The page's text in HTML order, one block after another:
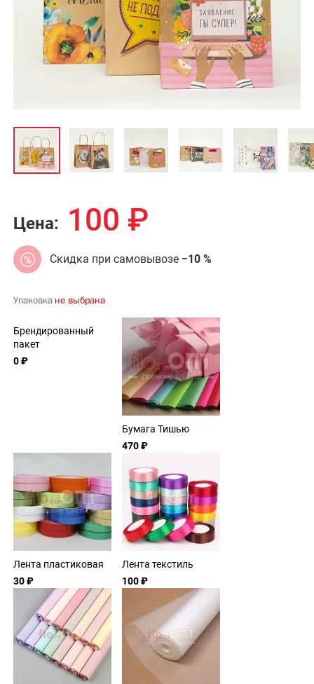
Цена: 100 ₽
Скидка при самовывозе −10 %
Упаковка не выбрана
Брендированный
пакет
0 ₽
Бумага Тишью
470 ₽
Лента пластиковая
30 ₽
Лента текстиль
100 ₽